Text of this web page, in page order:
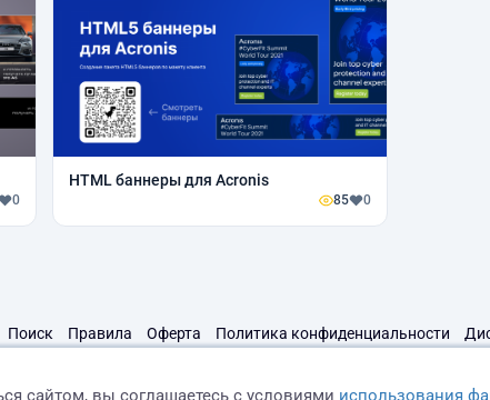
0
HTML баннеры для Acronis
85 0
Поиск Правила Оферта Политика конфиденциальности
сайтом, вы соглашаетесь с условиями использования